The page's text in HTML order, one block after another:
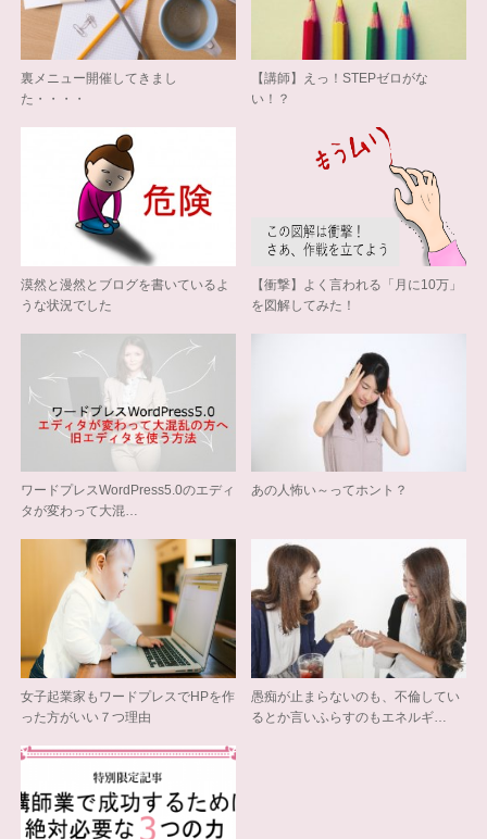
裏メニュー開催してきまし
た・・・・
【講師】えっ！STEPゼロがな
い！？
漠然と漫然とブログを書いているよ
うな状況でした
【衝撃】よく言われる「月に10万」
を図解してみた！
ワードプレスWordPress5.0のエディ
タが変わって大混…
あの人怖い～ってホント？
女子起業家もワードプレスでHPを作
った方がいい７つ理由
愚痴が止まらないのも、不倫してい
るとか言いふらすのもエネルギ…